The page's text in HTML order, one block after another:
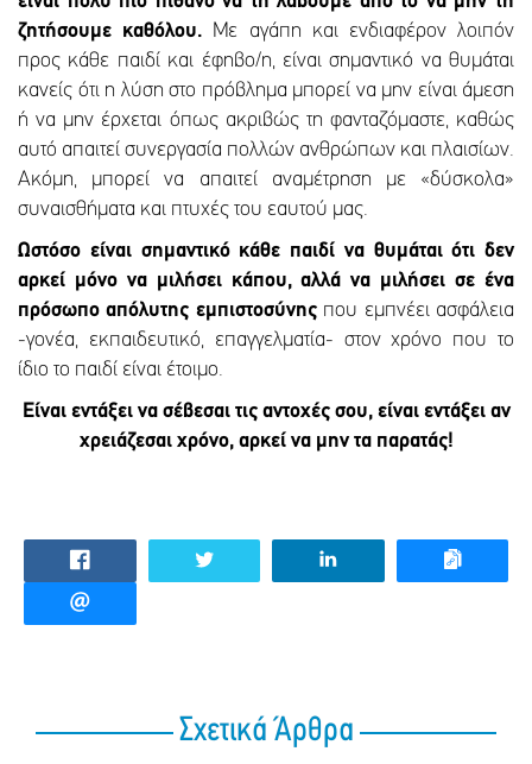
ζητήσουμε καθόλου. Με αγάπη και ενδιαφέρον λοιπόν
προς κάθε παιδί και έφηβο/η, είναι σημαντικό να θυμάται
κανείς ότι η λύση στο πρόβλημα μπορεί να μην είναι άμεση
ή να μην έρχεται όπως ακριβώς τη φανταζόμαστε, καθώς
αυτό απαιτεί συνεργασία πολλών ανθρώπων και πλαισίων.
Ακόμη, μπορεί να απαιτεί αναμέτρηση με «δύσκολα»
συναισθήματα και πτυχές του εαυτού μας.
Ωστόσο είναι σημαντικό κάθε παιδί να θυμάται ότι δεν
αρκεί μόνο να μιλήσει κάπου, αλλά να μιλήσει σε ένα
πρόσωπο απόλυτης εμπιστοσύνηςπου εμπνέει ασφάλεια
-γονέα, εκπαιδευτικό, επαγγελματία- στον χρόνο που το
ίδιο το παιδί είναι έτοιμο.
Είναι εντάξει να σέβεσαι τις αντοχές σου, είναι εντάξει αν
χρειάζεσαι χρόνο, αρκεί να μην τα παρατάς!
Σχετικά Άρθρα